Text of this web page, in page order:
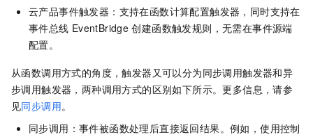
云产品事件触发器：支持在函数计算配置触发器，同时支持在
事件总线 EventBridge 创建函数触发规则，无需在事件源端
配置。
从函数调用方式的角度，触发器又可以分为同步调用触发器和异
步调用触发器，两种调用方式的区别如下所示。更多信息，请参
见同步调用。
同步调用：事件被函数处理后直接返回结果。例如，使用控制